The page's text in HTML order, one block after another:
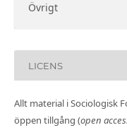
Övrigt
LICENS
Allt material i Sociologisk
öppen tillgång (open